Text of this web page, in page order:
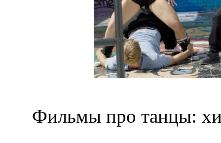
Фильмы про танцы: